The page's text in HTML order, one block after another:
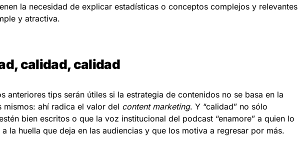
la necesidad de explicar estadísticas o conceptos complejos y relevantes
y atractiva.
calidad, calidad
anteriores tips serán útiles si la estrategia de contenidos no se basa en la
mismos: ahí radica el valor del content marketing. Y “calidad” no sólo
bien escritos o que la voz institucional del podcast “enamore” a quien lo
la huella que deja en las audiencias y que los motiva a regresar por más.